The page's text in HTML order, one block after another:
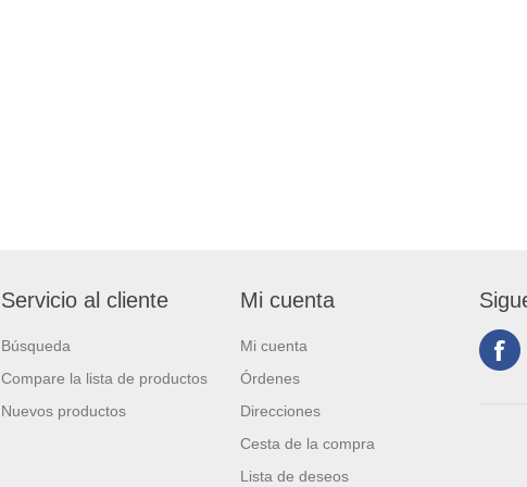
Servicio al cliente
Búsqueda
Compare la lista de productos
Nuevos productos
Mi cuenta
Mi cuenta
Órdenes
Direcciones
Cesta de la compra
Lista de deseos